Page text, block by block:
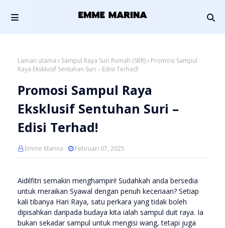
Laman utama Sampul Raya Suri Rumah (SRR)
Promosi Sampul
Raya Eksklusif Sentuhan Suri – Edisi Terhad!
Promosi Sampul Raya
Eksklusif Sentuhan Suri –
Edisi Terhad!
Emme Marina Februari 07, 2025
Aidilfitri semakin menghampiri! Sudahkah anda bersedia
untuk meraikan Syawal dengan penuh keceriaan? Setiap
kali tibanya Hari Raya, satu perkara yang tidak boleh
dipisahkan daripada budaya kita ialah sampul duit raya. Ia
bukan sekadar sampul untuk mengisi wang, tetapi juga